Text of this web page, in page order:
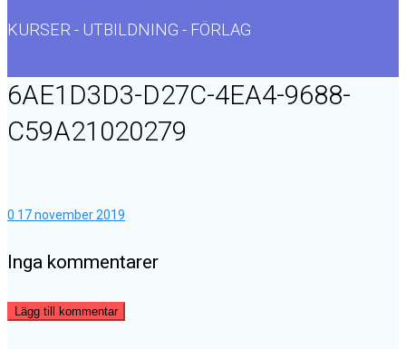
KURSER - UTBILDNING - FÖRLAG
6AE1D3D3-D27C-4EA4-9688-
C59A21020279
0 17 november 2019
Inga kommentarer
Lägg till kommentar